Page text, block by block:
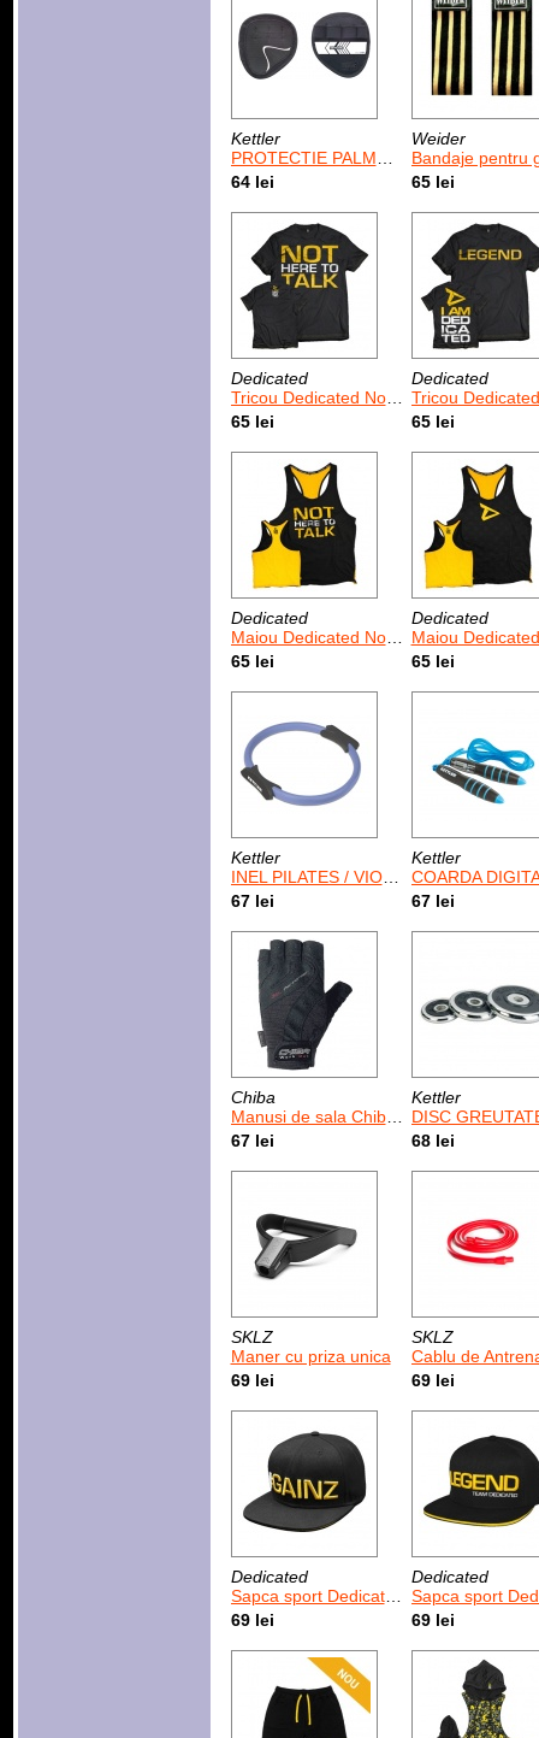
Kettler
PROTECTIE PALME "L/XL"
64 lei
Weider
Bandaje pentru genunchi Weider
65 lei
Dedicated
Tricou Dedicated Not Here To Talk
65 lei
Dedicated
Tricou Dedicated
65 lei
Dedicated
Maiou Dedicated Not Here To Talk
65 lei
Dedicated
Maiou
65 lei
Kettler
INEL PILATES / VIOLET
67 lei
Kettler
COARDA DIGITALA /
67 lei
Chiba
Manusi de sala Chiba Gel Performer Black
67 lei
Kettler
DISC GREUTATE CROM-CAUCIUC,
68 lei
SKLZ
Maner cu priza unica
69 lei
SKLZ
Cablu de Antrenament
69 lei
Dedicated
Sapca sport Dedicated Gainz
69 lei
Dedicated
Sapca sport Dedicated
69 lei